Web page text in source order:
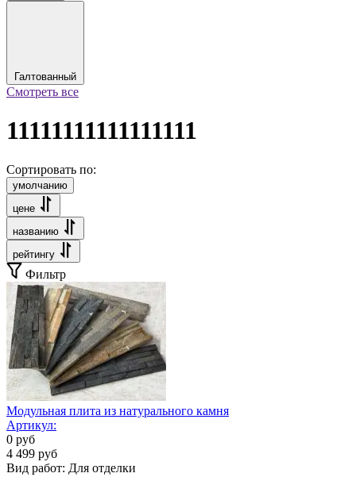
Галтованный
Смотреть все
11111111111111111
Сортировать по:
умолчанию
цене
названию
рейтингу
Фильтр
Модульная плита из натурального камня
Артикул:
0 руб
4 499 руб
Вид работ: Для отделки